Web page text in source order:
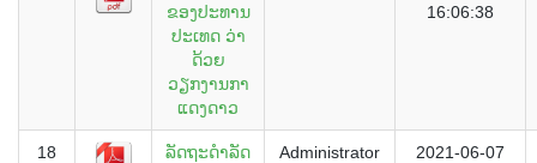
ຂອງປະທານ
ປະເທດ ວ່າ
ດ້ວຍ
ວຽກງານກາ
ແດງດາວ
16:06:38
18
ລັດຖະດຳລັດ
Administrator
2021-06-07